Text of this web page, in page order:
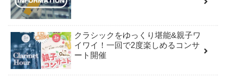
クラシックをゆっくり堪能&親子ワ
イワイ！一回で2度楽しめるコンサ
ート開催